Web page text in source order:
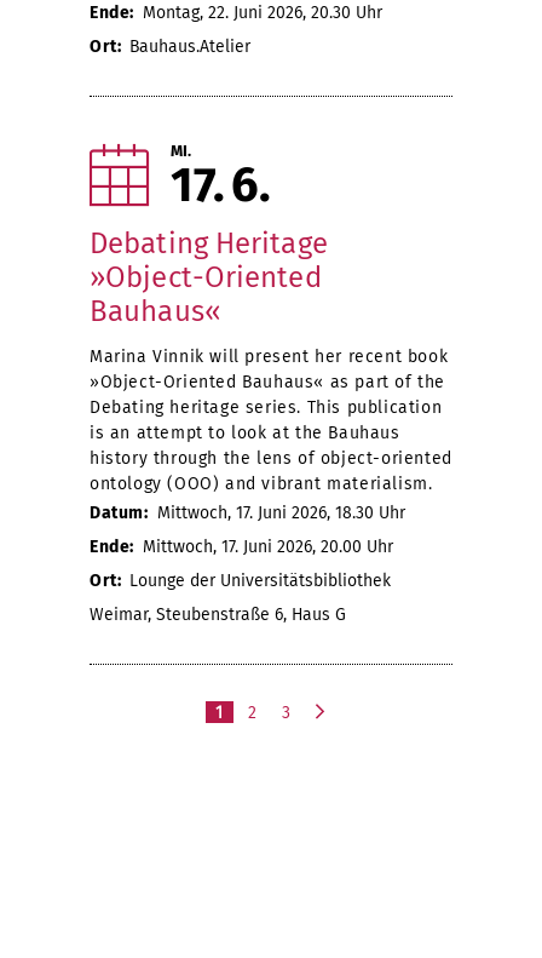
Ende: Montag, 22. Juni 2026, 20.30 Uhr
Ort: Bauhaus.Atelier
MI.
17 6
Debating Heritage
»Object-Oriented
Bauhaus«
Marina Vinnik will present her recent book
»Object-Oriented Bauhaus« as part of the
Debating heritage series. This publication
is an attempt to look at the Bauhaus
history through the lens of object-oriented
ontology (OOO) and vibrant materialism.
Datum: Mittwoch, 17. Juni 2026, 18.30 Uhr
Ende: Mittwoch, 17. Juni 2026, 20.00 Uhr
Ort: Lounge der Universitätsbibliothek
Weimar, Steubenstraße 6, Haus G
1 2
3